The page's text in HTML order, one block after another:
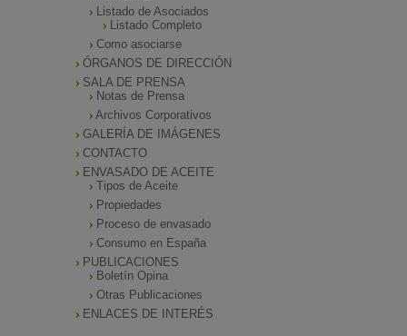
Listado de Asociados
Listado Completo
Como asociarse
ÓRGANOS DE DIRECCIÓN
SALA DE PRENSA
Notas de Prensa
Archivos Corporativos
GALERÍA DE IMÁGENES
CONTACTO
ENVASADO DE ACEITE
Tipos de Aceite
Propiedades
Proceso de envasado
Consumo en España
PUBLICACIONES
Boletín Opina
Otras Publicaciones
ENLACES DE INTERÉS